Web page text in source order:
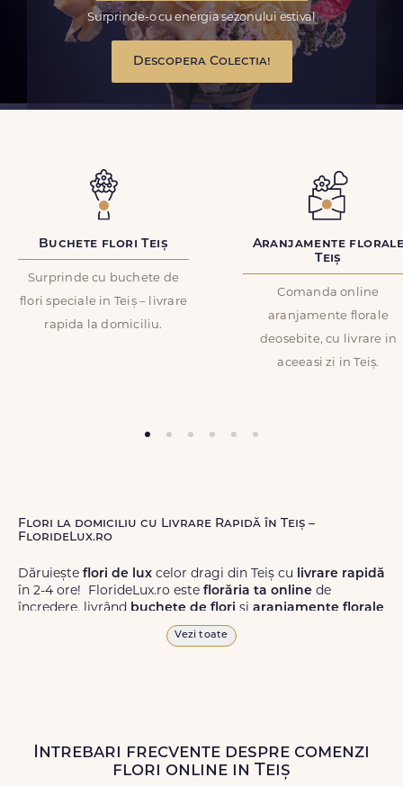
Surprinde-o cu energia sezonului estival
Descopera Colectia!
Buchete flori Teiș
Surprinde cu buchete de
flori speciale in Teiș – livrare
rapida la domiciliu.
Aranjamente
Teiș
Comanda online
aranjamente florale
deosebite, cu livrare in
aceeasi zi in Teiș.
Flori la domiciliu cu Livrare Rapidă în Teiș –
FlorideLux.ro
Dăruiește flori de lux celor dragi din Teiș cu livrare rapidă
în 2-4 ore! FlorideLux.ro este florăria ta online de
încredere, livrând buchete de flori și aranjamente florale
de calitate superioară în Teiș și în toată România.
Livrăm buchete de florichiar și în weekend, pentru ca tu
să poți adresa un gest frumos atunci când ai nevoie.
Vezi toate
Intrebari frecvente despre comenzi
flori online in Teiș